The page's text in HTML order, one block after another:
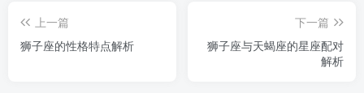
上一篇
狮子座的性格特点解析
下一篇
狮子座与天蝎座的星座配对
解析